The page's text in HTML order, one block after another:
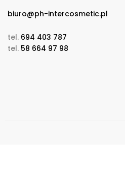
biuro@ph-intercosmetic.pl
tel. 694 403 787
tel. 58 664 97 98